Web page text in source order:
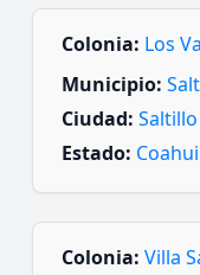
Colonia: Los
Municipio:
Ciudad: Saltillo
Estado:
Colonia: Villa